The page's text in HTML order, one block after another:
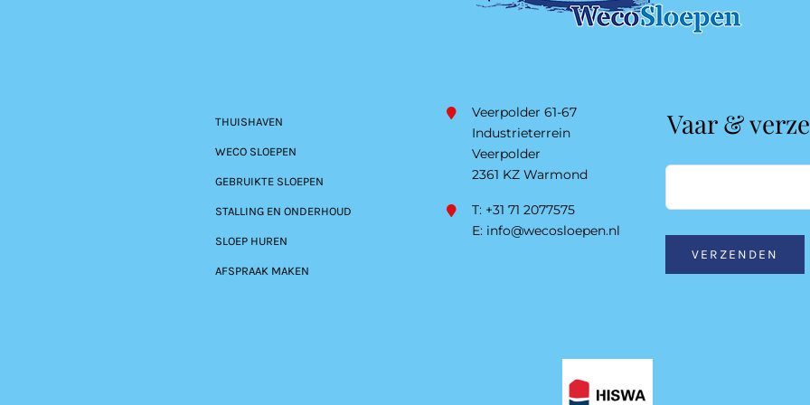
THUISHAVEN
WECO SLOEPEN
GEBRUIKTE SLOEPEN
STALLING EN ONDERHOUD
SLOEP HUREN
AFSPRAAK MAKEN
Veerpolder 61-67
Industrieterrein
Veerpolder
2361 KZ Warmond
T: +31 71 2077575
E: info@wecosloepen.nl
Vaar &
VERZENDEN